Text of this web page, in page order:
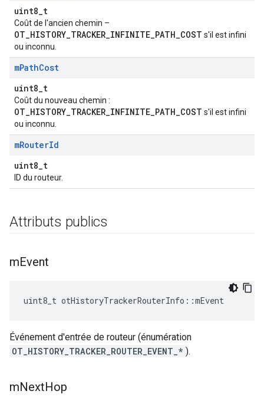
uint8_t
Coût de l'ancien chemin –
OT_HISTORY_TRACKER_INFINITE_PATH_COST s'il est infini
ou inconnu.
mPathCost
uint8_t
Coût du nouveau chemin :
OT_HISTORY_TRACKER_INFINITE_PATH_COST s'il est infini
ou inconnu.
mRouterId
uint8_t
ID du routeur.
Attributs publics
mEvent
uint8_t otHistoryTrackerRouterInfo ::mEvent
Événement d'entrée de routeur (énumération
OT_HISTORY_TRACKER_ROUTER_EVENT_* ).
mNextHop